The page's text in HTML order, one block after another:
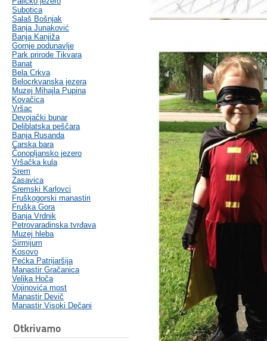
Subotica
Salaš Bošnjak
Banja Junaković
Banja Kanjiža
Gornje podunavlje
Park prirode Tikvara
Banat
Bela Crkva
Belocrkvanska jezera
Muzej Mihajla Pupina
Kovačica
Vršac
Devojački bunar
Deliblatska peščara
Banja Rusanda
Carska bara
Čonopljansko jezero
Vršačka kula
Srem
Zasavica
Sremski Karlovci
Fruškogorski manastiri
Fruška Gora
Banja Vrdnik
Petrovaradinska tvrđava
Muzej hleba
Sirmijum
Kosovo
Pećka Patrijaršija
Manastir Gračanica
Velika Hoča
Vojinovića most
Manastir Devič
Manastir Visoki Dečani
Otkrivamo